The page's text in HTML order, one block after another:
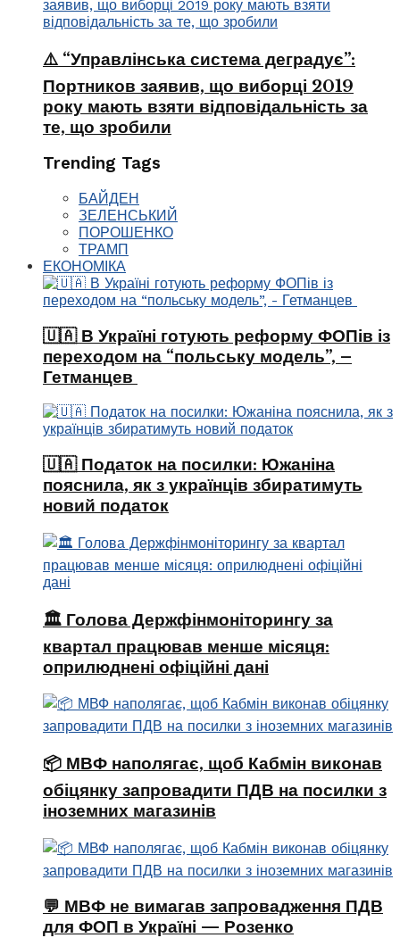
⚠️ “Управлінська система деградує”:
Портников заявив, що виборці 2019
року мають взяти відповідальність за
те, що зробили
Trending Tags
БАЙДЕН
ЗЕЛЕНСЬКИЙ
ПОРОШЕНКО
ТРАМП
ЕКОНОМІКА
🇺🇦 В Україні готують реформу ФОПів із
переходом на “польську модель”, –
Гетманцев
🇺🇦 Податок на посилки: Южаніна
пояснила, як з українців збиратимуть
новий податок
🏛 Голова Держфінмоніторингу за
квартал працював менше місяця:
оприлюднені офіційні дані
📦 МВФ наполягає, щоб Кабмін виконав
обіцянку запровадити ПДВ на посилки з
іноземних магазинів
💬 МВФ не вимагав запровадження ПДВ
для ФОП в Україні — Розенко